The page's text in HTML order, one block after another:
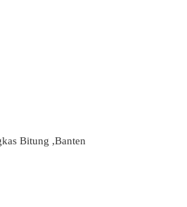
Bitung ,Banten